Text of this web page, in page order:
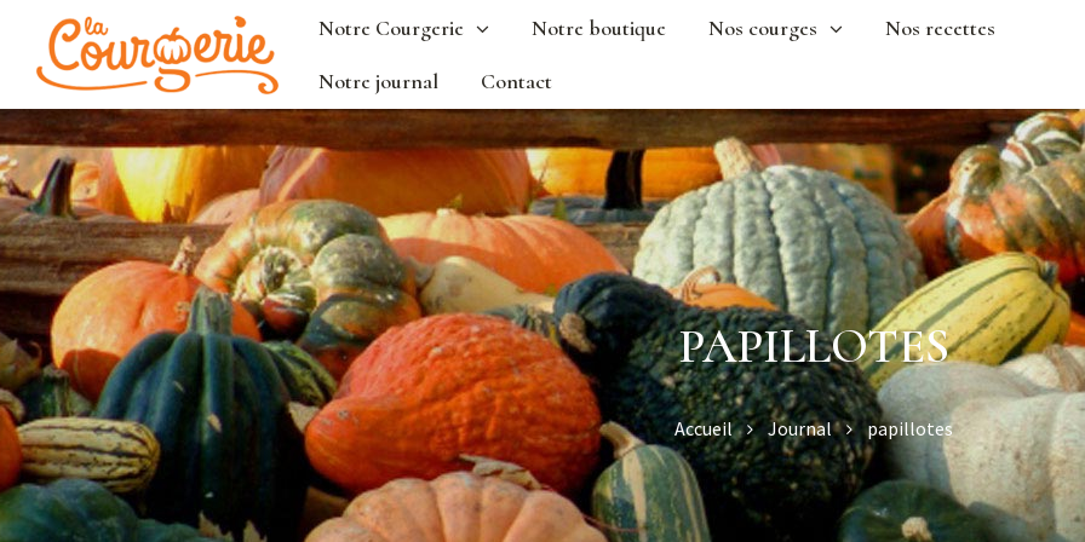
Notre Courgerie Notre boutique Nos courges
Nos recettes
Notre journal
Contact
PAPILLOTES
Accueil Journal papillotes